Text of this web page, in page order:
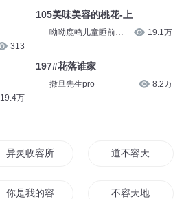
313
19.4万
105美味美容的桃花-上
呦呦鹿鸣儿童睡前故
19.1万
197#花落谁家
撒旦先生pro 8.2万
异灵收容所 道不容天
你是我的容华 不容天地